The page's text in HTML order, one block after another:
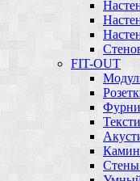
FIT-OUT